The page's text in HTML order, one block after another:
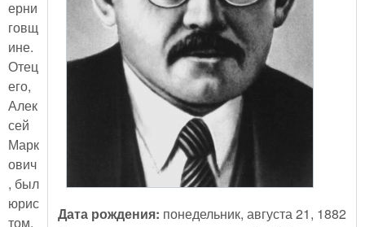
Дата рождения: понедельник, августа 21, 1882
ерни
говщ
ине.
Отец
его,
Алек
сей
Марк
ович
, был
юрис
том.